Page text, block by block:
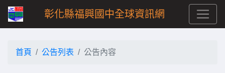
彰化縣福興國中全球資訊網
首頁 公告列表 公告內容